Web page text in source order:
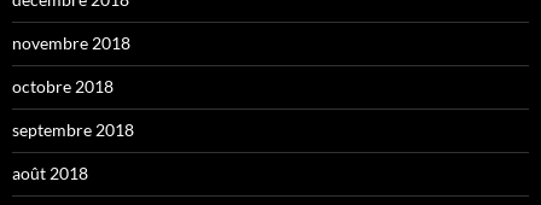
novembre 2018
octobre 2018
septembre 2018
août 2018